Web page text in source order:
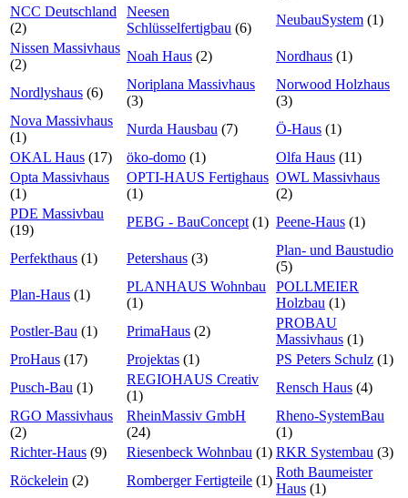
NCC Deutschland
(2)
Neesen
Schlüsselfertigbau (6)
NeubauSystem (1)
Nissen Massivhaus
(2)
Noah Haus (2) Nordhaus (1)
Nordlyshaus (6)
Noriplana Massivhaus
(3)
Norwood Holzhaus
(3)
Nova Massivhaus
(1)
Nurda Hausbau (7) Ö-Haus (1)
OKAL Haus (17) öko-domo (1) Olfa Haus (11)
Opta Massivhaus
(1)
OPTI-HAUS Fertighaus
(1)
OWL Massivhaus
(2)
PDE Massivbau
(19)
PEBG - BauConcept (1) Peene-Haus (1)
Perfekthaus (1) Petershaus (3)
Plan- und Baustudio
(5)
Plan-Haus (1)
PLANHAUS Wohnbau
(1)
POLLMEIER
Holzbau (1)
Postler-Bau (1) PrimaHaus (2)
PROBAU
Massivhaus (1)
ProHaus (17) Projektas (1) PS Peters Schulz (1)
Pusch-Bau (1)
REGIOHAUS Creativ
(1)
Rensch Haus (4)
RGO Massivhaus
(2)
RheinMassiv GmbH
(24)
Rheno-SystemBau
(1)
Richter-Haus (9) Riesenbeck Wohnbau (1) RKR Systembau (3)
Röckelein (2) Romberger Fertigteile (1)
Roth Baumeister
Haus (1)